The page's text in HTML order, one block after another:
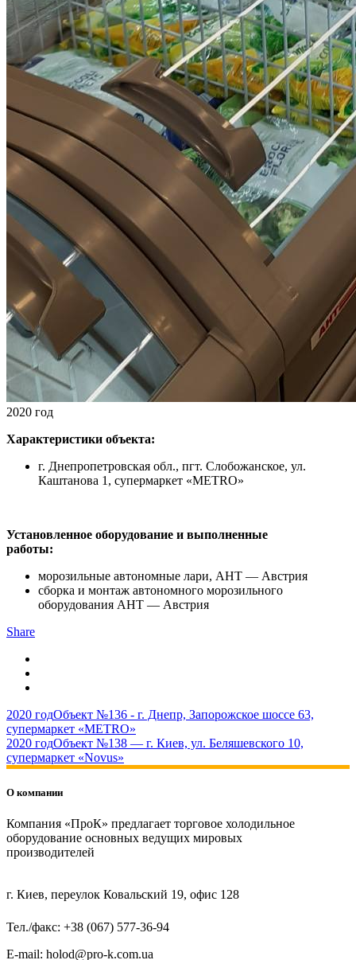
2020 год
Характеристики объекта:
г. Днепропетровская обл., пгт. Слобожанское, ул.
Каштанова 1, супермаркет «METRO»
Установленное оборудование и выполненные
работы:
морозильные автономные лари, AHT — Австрия
сборка и монтаж автономного морозильного
оборудования AHT — Австрия
Share
2020 годОбъект №136 - г. Днепр, Запорожское шоссе 63,
супермаркет «METRO»
2020 годОбъект №138 — г. Киев, ул. Беляшевского 10,
супермаркет «Novus»
О компании
Компания «ПроК» предлагает торговое холодильное
оборудование основных ведущих мировых
производителей
г. Киев, переулок Ковальский 19, офис 128
Тел./факс: +38 (067) 577-36-94
E-mail: holod@pro-k.com.ua